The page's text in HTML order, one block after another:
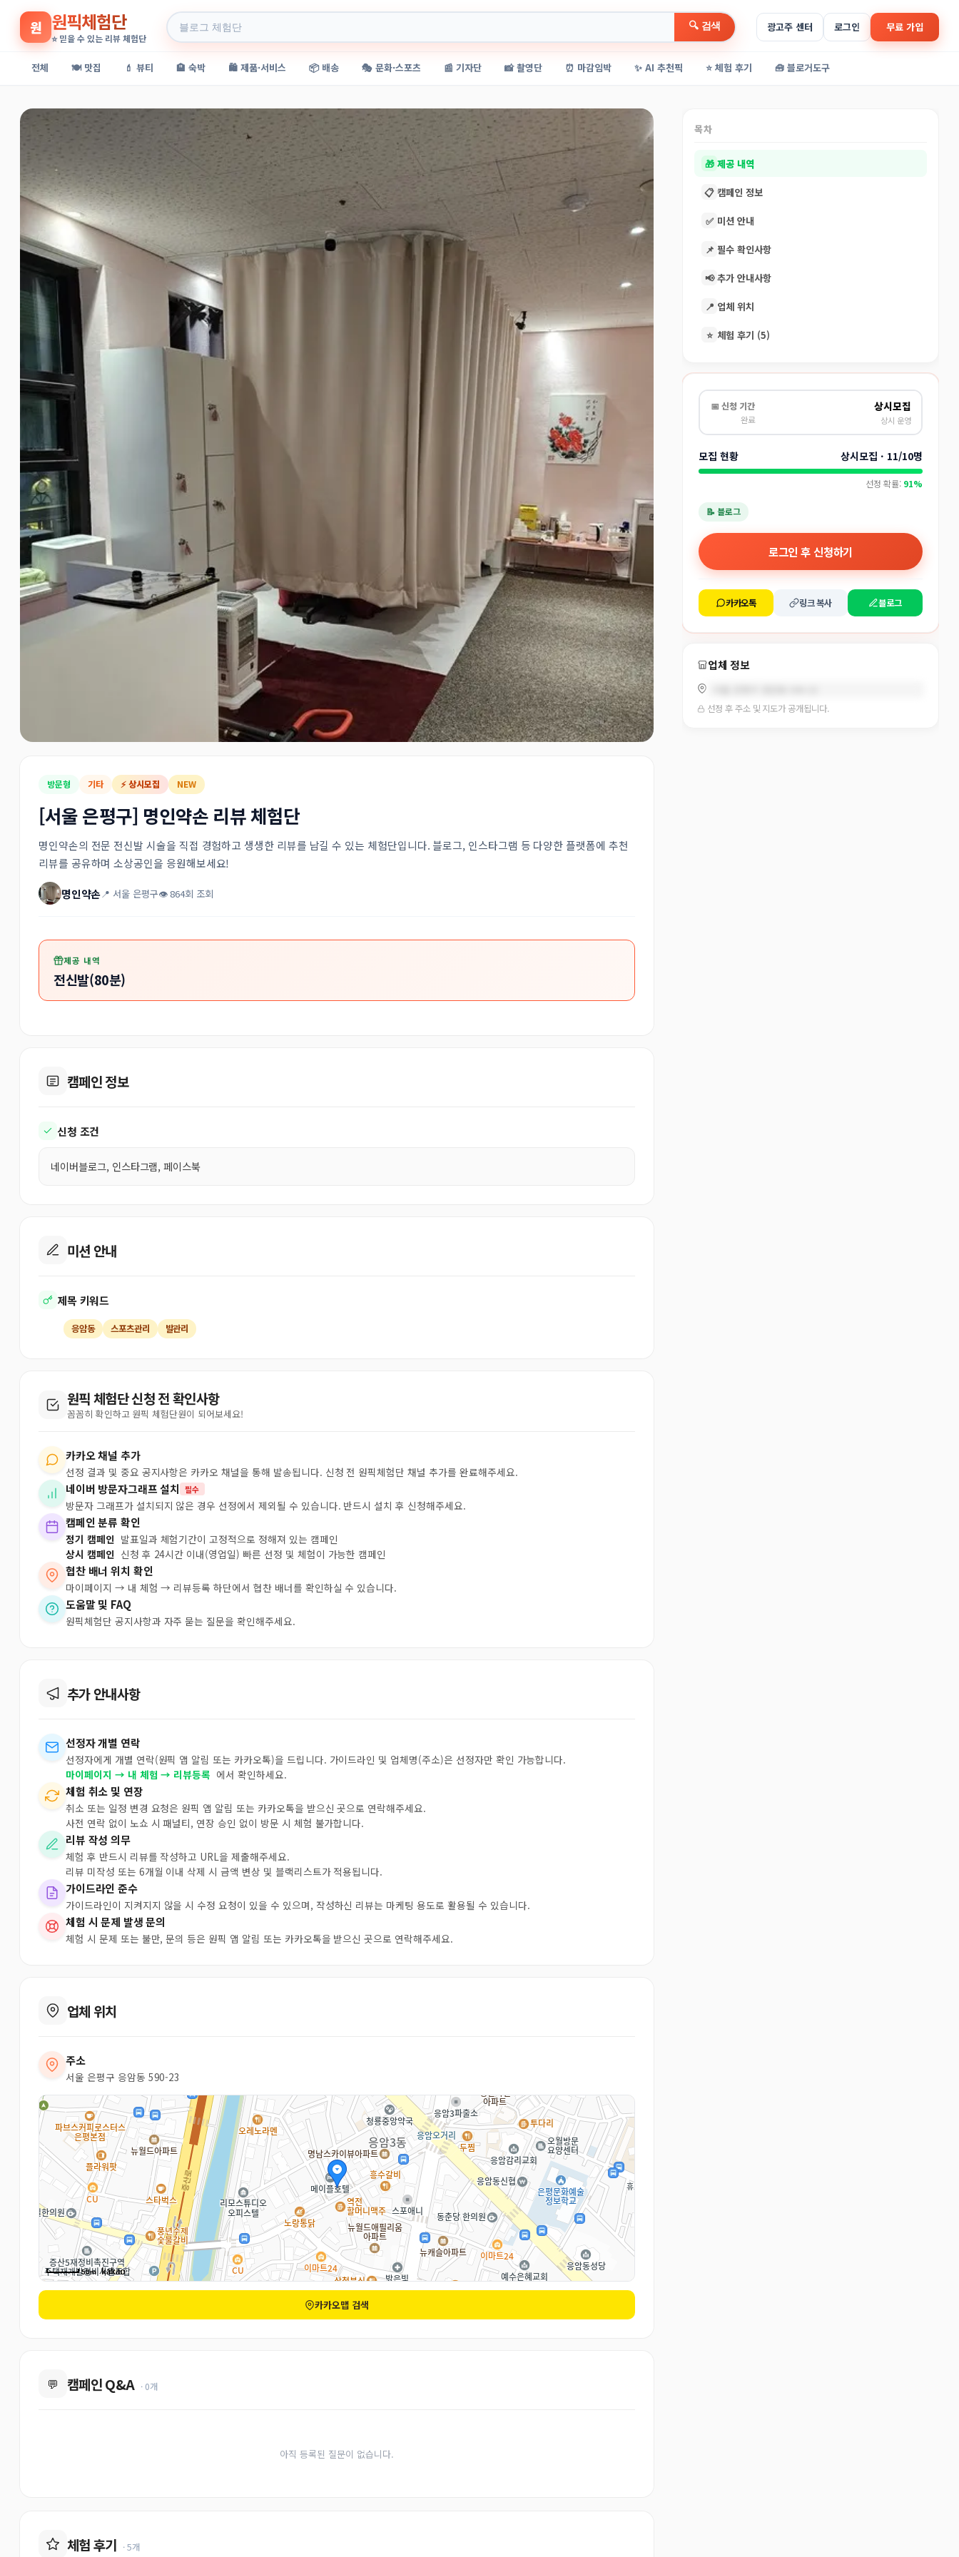
원 원픽체험단
⭐ 믿을 수 있는 리뷰 체험단
🔍 검색 광고주 센터 로그인 무료 가입
전체 🍽️ 맛집 💄 뷰티 🏨 숙박 🛍️ 제품·서비스 📦 배송 🎭 문화·스포츠 📰 기자단 📸 촬영단 ⏰ 마감임박 ✨ AI 추천픽 ⭐ 체험 후기 🧰 블로거도구
방문형 기타 ⚡ 상시모집 NEW
[서울 은평구] 명인약손 리뷰 체험단
명인약손의 전문 전신발 시술을 직접 경험하고 생생한 리뷰를 남길 수 있는 체험단입니다. 블로그, 인스타그램 등 다양한 플랫폼에 추천
리뷰를 공유하며 소상공인을 응원해보세요!
명인약손📍 서울 은평구👁 864회 조회
제공 내역
전신발(80분)
캠페인 정보
신청 조건
네이버블로그, 인스타그램, 페이스북
미션 안내
제목 키워드
응암동 스포츠관리 발관리
원픽 체험단 신청 전 확인사항
꼼꼼히 확인하고 원픽 체험단원이 되어보세요!
카카오 채널 추가
선정 결과 및 중요 공지사항은 카카오 채널을 통해 발송됩니다. 신청 전 원픽체험단 채널 추가를 완료해주세요.
네이버 방문자그래프 설치 필수
방문자 그래프가 설치되지 않은 경우 선정에서 제외될 수 있습니다. 반드시 설치 후 신청해주세요.
캠페인 분류 확인
정기 캠페인 발표일과 체험기간이 고정적으로 정해져 있는 캠페인
상시 캠페인 신청 후 24시간 이내(영업일) 빠른 선정 및 체험이 가능한 캠페인
협찬 배너 위치 확인
마이페이지 → 내 체험 → 리뷰등록 하단에서 협찬 배너를 확인하실 수 있습니다.
도움말 및 FAQ
원픽체험단 공지사항과 자주 묻는 질문을 확인해주세요.
추가 안내사항
선정자 개별 연락
선정자에게 개별 연락(원픽 앱 알림 또는 카카오톡)을 드립니다. 가이드라인 및 업체명(주소)은 선정자만 확인 가능합니다.
마이페이지 → 내 체험 → 리뷰등록 에서 확인하세요.
체험 취소 및 연장
취소 또는 일정 변경 요청은 원픽 앱 알림 또는 카카오톡을 받으신 곳으로 연락해주세요.
사전 연락 없이 노쇼 시 패널티, 연장 승인 없이 방문 시 체험 불가합니다.
리뷰 작성 의무
체험 후 반드시 리뷰를 작성하고 URL을 제출해주세요.
리뷰 미작성 또는 6개월 이내 삭제 시 금액 변상 및 블랙리스트가 적용됩니다.
가이드라인 준수
가이드라인이 지켜지지 않을 시 수정 요청이 있을 수 있으며, 작성하신 리뷰는 마케팅 용도로 활용될 수 있습니다.
체험 시 문제 발생 문의
체험 시 문제 또는 불만, 문의 등은 원픽 앱 알림 또는 카카오톡을 받으신 곳으로 연락해주세요.
업체 위치
주소
서울 은평구 응암동 590-23
50m
카카오맵 검색
💬 캠페인 Q&A · 0개
아직 등록된 질문이 없습니다.
체험 후기 · 5개
목차
🎁 제공 내역
📋 캠페인 정보
✅ 미션 안내
📌 필수 확인사항
📢 추가 안내사항
📍 업체 위치
⭐ 체험 후기 (5)
📅 신청 기간
완료
상시모집
상시 운영
모집 현황 상시모집 · 11/10명
선정 확률: 91%
📝 블로그
로그인 후 신청하기
카카오톡 링크 복사 블로그
업체 정보
선정 후 주소 및 지도가 공개됩니다.